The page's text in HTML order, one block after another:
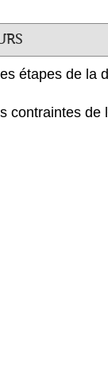
étapes de la
contraintes de